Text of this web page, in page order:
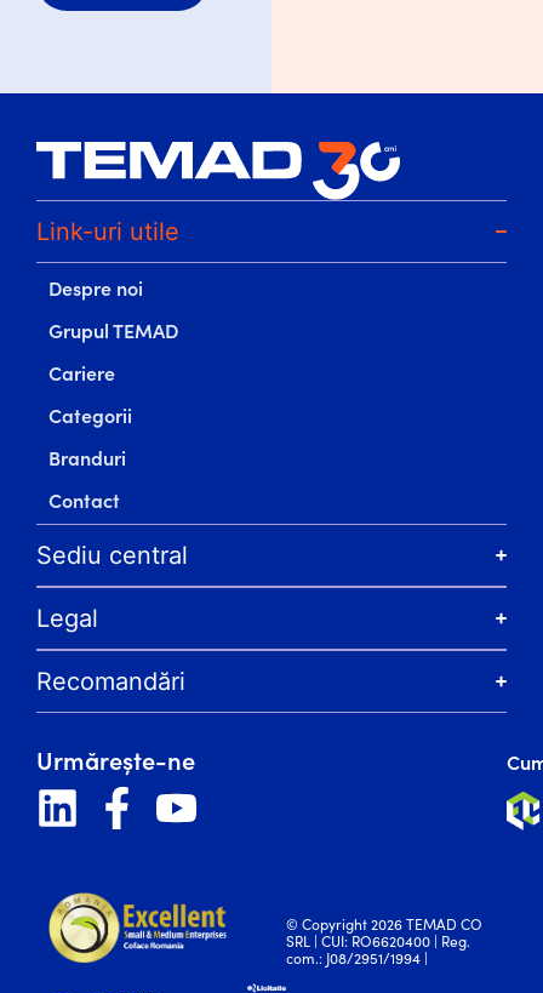
Link-uri utile
Despre noi
Grupul TEMAD
Cariere
Categorii
Branduri
Contact
Sediu central
Legal
Recomandări
Urmărește-ne
© Copyright 2026 TEMAD CO
SRL | CUI: RO6620400 | Reg.
com.: J08/2951/1994 |